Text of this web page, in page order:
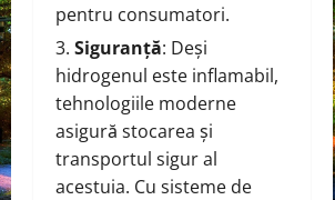
pentru consumatori.
Siguranță: Deși
hidrogenul este inflamabil,
tehnologiile moderne
asigură stocarea și
transportul sigur al
acestuia. Cu sisteme de